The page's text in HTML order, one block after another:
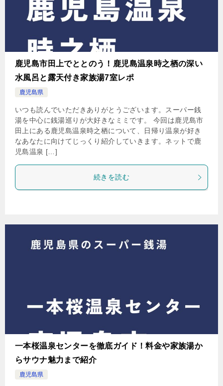
鹿児島市田上でととのう！鹿児島温泉時之栖の深い
水風呂と露天付き家族湯7室レポ
鹿児島県
いつも読んでいただきありがとうございます。スーパー銭
湯を中心に銭湯巡りが大好きなミミです。 今回は鹿児島市
田上にある鹿児島温泉時之栖について、日帰り温泉が好き
なあなたに向けてじっくり紹介していきます。ネットで鹿
児島温泉 […]
続きを読む
一本桜温泉センターを徹底ガイド！料金や家族湯か
らサウナ魅力まで紹介
鹿児島県